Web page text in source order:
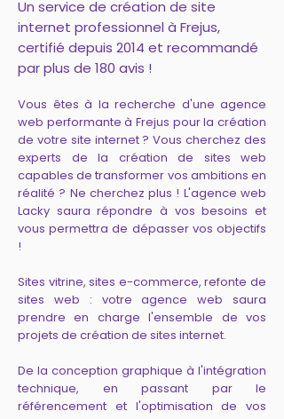
Un service de création de site
internet professionnel à Frejus,
certifié depuis 2014 et recommandé
par plus de 180 avis !
Vous êtes à la recherche d'une agence
web performante à Frejus pour la création
de votre site internet ? Vous cherchez des
experts de la création de sites web
capables de transformer vos ambitions en
réalité ? Ne cherchez plus ! L'agence web
Lacky saura répondre à vos besoins et
vous permettra de dépasser vos objectifs
!
Sites vitrine, sites e-commerce, refonte de
sites web : votre agence web saura
prendre en charge l'ensemble de vos
projets de création de sites internet.
De la conception graphique à l'intégration
technique, en passant par le
référencement et l'optimisation de vos